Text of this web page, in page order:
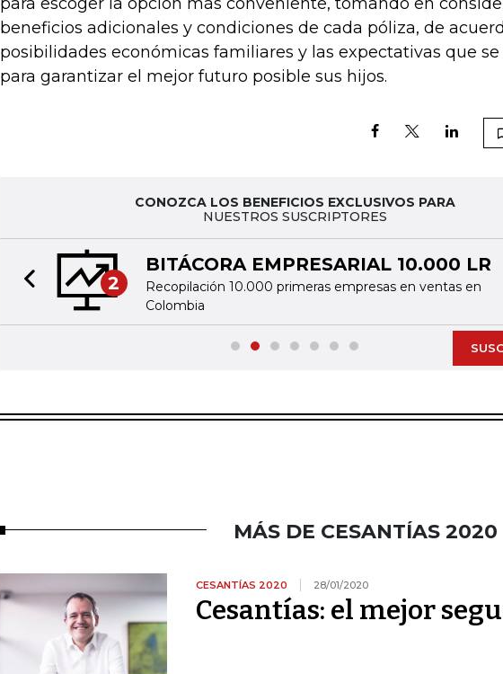
beneficios adicionales y condiciones de cada póliza, de
posibilidades económicas familiares y las expectativas que
para garantizar el mejor futuro posible sus hijos.
CONOZCA LOS BENEFICIOS EXCLUSIVOS PARA
NUESTROS SUSCRIPTORES
2
BITÁCORA EMPRESARIAL 10.000 LR
Recopilación 10.000 primeras empresas en ventas en
Colombia
Previous slide
MÁS DE CESANTÍAS 2020
CESANTÍAS 2020 28/01/2020
Cesantías: el mejor